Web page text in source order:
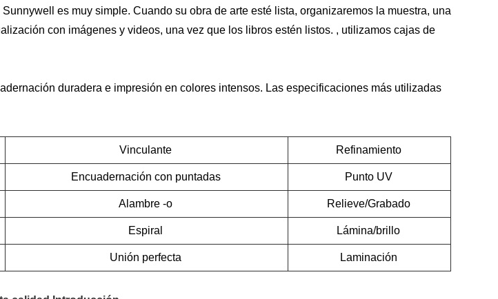
es muy simple. Cuando su obra de arte esté lista, organizaremos la muestra, una
con imágenes y videos, una vez que los libros estén listos. , utilizamos cajas de
duradera e impresión en colores intensos. Las especificaciones más utilizadas
Vinculante Refinamiento
Encuadernación con puntadas Punto UV
Alambre -o Relieve/Grabado
Espiral Lámina/brillo
Unión perfecta Laminación